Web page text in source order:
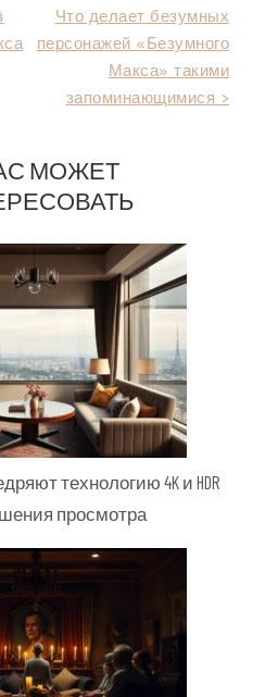
Что делает безумных
персонажей «Безумного
Макса» такими
запоминающимися >
МОЖЕТ
технологию 4K и HDR
просмотра